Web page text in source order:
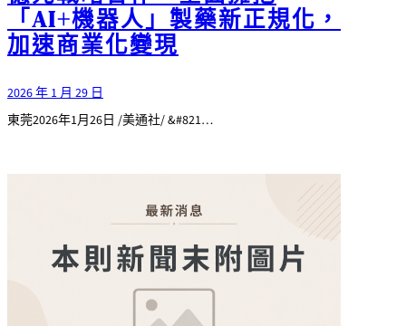
「AI+機器人」製藥新正規化，
加速商業化變現
2026 年 1 月 29 日
東莞2026年1月26日 /美通社/ &#821…